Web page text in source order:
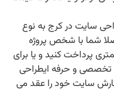
سایت در کرج به نوع
شما با شخص پروژه
پرداخت کنید و یا برای
تخصصی و حرفه ایطراحی
سایت خود را عقد می